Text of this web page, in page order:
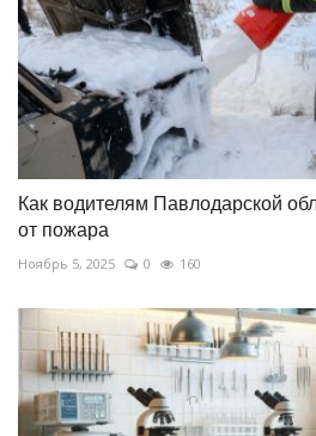
Как водителям Павлодарской
от пожара
Ноябрь 5, 2025 0 160